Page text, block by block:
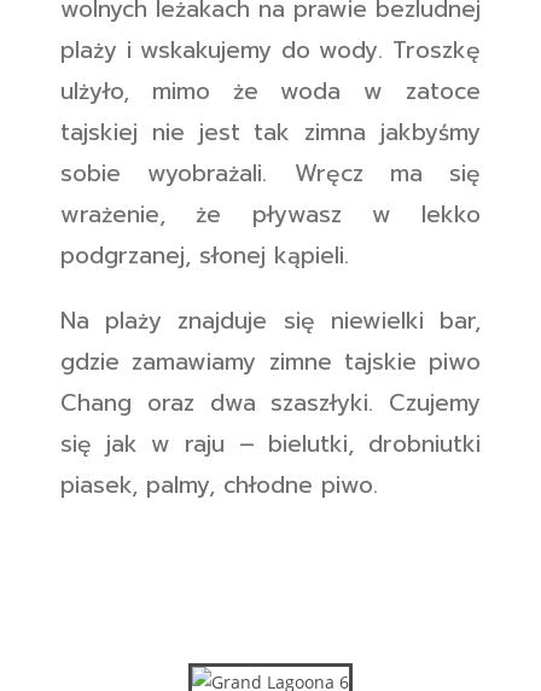
wolnych leżakach na prawie bezludnej
plaży i wskakujemy do wody. Troszkę
ulżyło, mimo że woda w zatoce
tajskiej nie jest tak zimna jakbyśmy
sobie wyobrażali. Wręcz ma się
wrażenie, że pływasz w lekko
podgrzanej, słonej kąpieli.
Na plaży znajduje się niewielki bar,
gdzie zamawiamy zimne tajskie piwo
Chang oraz dwa szaszłyki. Czujemy
się jak w raju – bielutki, drobniutki
piasek, palmy, chłodne piwo.